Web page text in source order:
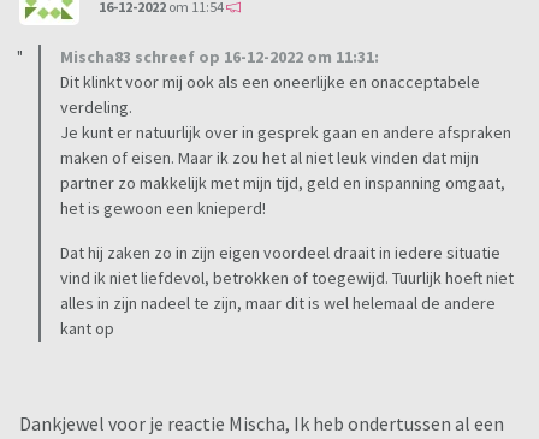
16-12-2022 om 11:54
Mischa83 schreef op 16-12-2022 om 11:31:
Dit klinkt voor mij ook als een oneerlijke en onacceptabele
verdeling.
Je kunt er natuurlijk over in gesprek gaan en andere afspraken
maken of eisen. Maar ik zou het al niet leuk vinden dat mijn
partner zo makkelijk met mijn tijd, geld en inspanning omgaat,
het is gewoon een knieperd!
Dat hij zaken zo in zijn eigen voordeel draait in iedere situatie
vind ik niet liefdevol, betrokken of toegewijd. Tuurlijk hoeft niet
alles in zijn nadeel te zijn, maar dit is wel helemaal de andere
kant op
Dankjewel voor je reactie Mischa, Ik heb ondertussen al een